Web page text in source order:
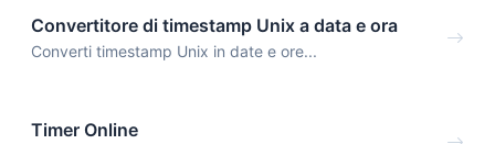
Convertitore di timestamp Unix a data e ora
Converti timestamp Unix in date e ore...
Timer Online